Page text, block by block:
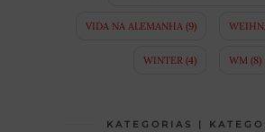
VIDA NA ALEMANHA(9)
WINTER(4) WM(8)
KATEGORIAS |